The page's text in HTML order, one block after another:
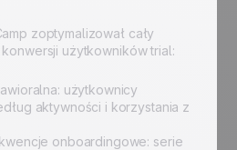
zoptymalizował cały
użytkowników trial:
użytkownicy
aktywności i korzystania z
onboardingowe: serie